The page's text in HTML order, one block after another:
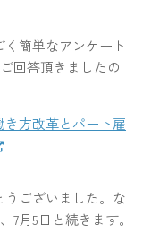
簡単なアンケート
回答頂きましたの
方改革とパート雇
ございました。な
7月5日と続きます。